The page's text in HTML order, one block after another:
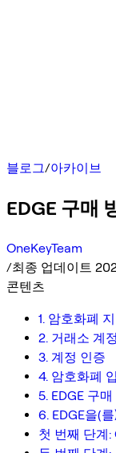
블로그/아카이브
EDGE 구매
OneKeyTeam
/최종 업데이트
콘텐츠
1. 암호화폐
2. 거래소 계
3. 계정 인증
4. 암호화폐
5. EDGE 구매
6. EDGE을(
첫 번째 단계